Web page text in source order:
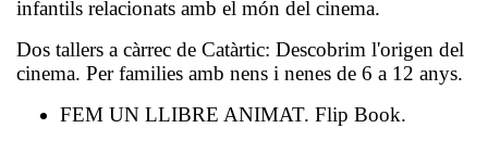
infantils relacionats amb el món del cinema.
Dos tallers a càrrec de Catàrtic: Descobrim l'origen del
cinema. Per families amb nens i nenes de 6 a 12 anys.
FEM UN LLIBRE ANIMAT. Flip Book.